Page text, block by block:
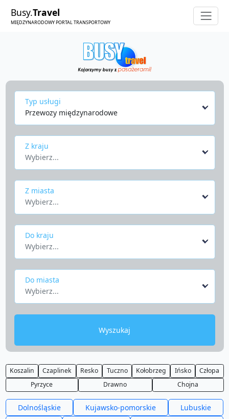
Busy.Travel
MIĘDZYNARODOWY PORTAL TRANSPORTOWY
Typ usługi
Przewozy międzynarodowe
Z kraju
Wybierz...
Z miasta
Wybierz...
Do kraju
Wybierz...
Do miasta
Wybierz...
Wyszukaj
Koszalin Czaplinek Resko Tuczno Kołobrzeg Ińsko
Człopa
Pyrzyce
Drawno Chojna
Dolnośląskie Kujawsko-pomorskie
Lubuskie